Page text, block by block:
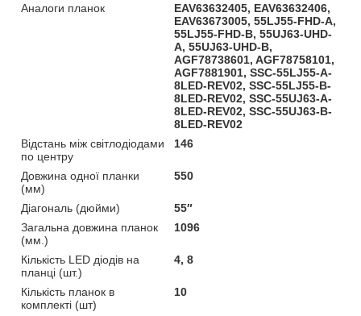
Аналоги планок
EAV63632405, EAV63632406,
EAV63673005, 55LJ55-FHD-A,
55LJ55-FHD-B, 55UJ63-UHD-
A, 55UJ63-UHD-B,
AGF78738601, AGF78758101,
AGF7881901, SSC-55LJ55-A-
8LED-REV02, SSC-55LJ55-B-
8LED-REV02, SSC-55UJ63-A-
8LED-REV02, SSC-55UJ63-B-
8LED-REV02
Відстань між світлодіодами
по центру
146
Довжина одної планки
(мм)
550
Діагональ (дюйми)
55″
Загальна довжина планок
(мм.)
1096
Кількість LED діодів на
планці (шт.)
4, 8
Кількість планок в
комплекті (шт)
10